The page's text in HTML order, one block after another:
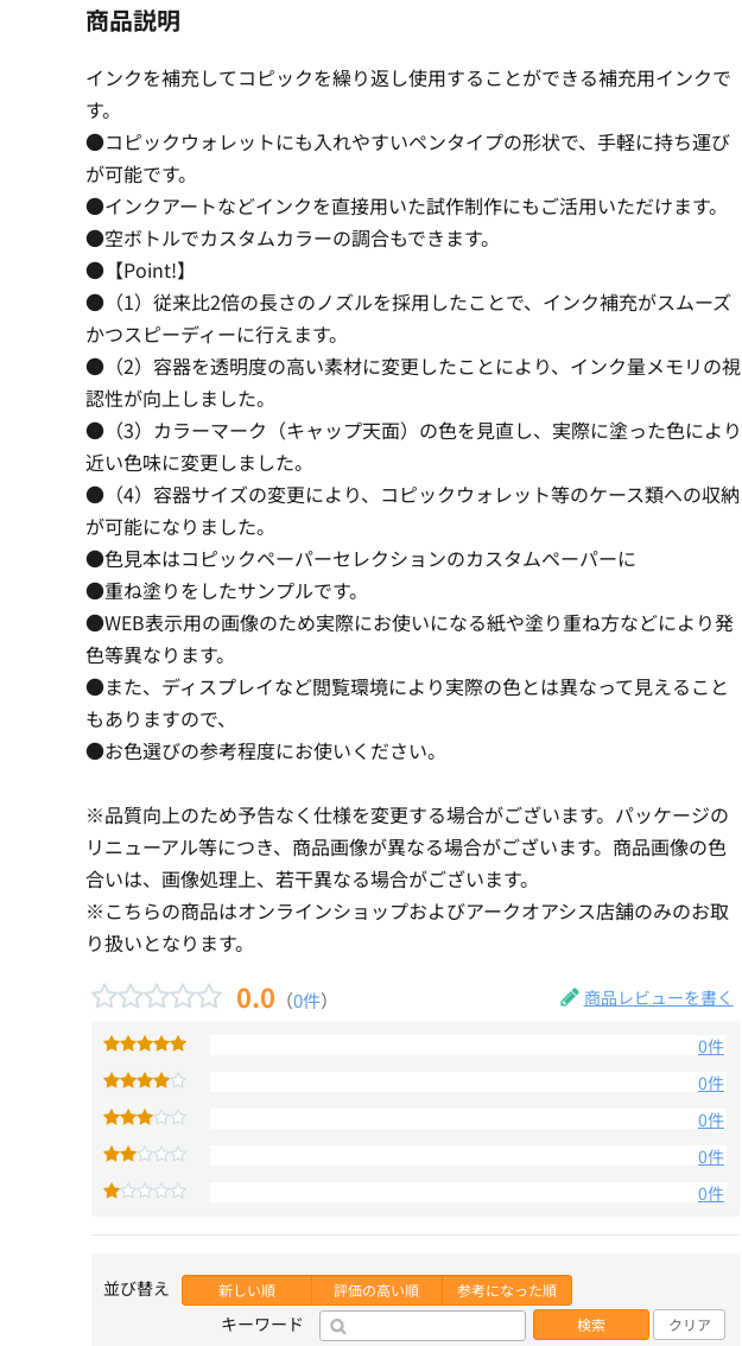
商品説明
インクを補充してコピックを繰り返し使用することができる補充用インクで
す。
●コピックウォレットにも入れやすいペンタイプの形状で、手軽に持ち運び
が可能です。
●インクアートなどインクを直接用いた試作制作にもご活用いただけます。
●空ボトルでカスタムカラーの調合もできます。
●【Point!】
●（1）従来比2倍の長さのノズルを採用したことで、インク補充がスムーズ
かつスピーディーに行えます。
●（2）容器を透明度の高い素材に変更したことにより、インク量メモリの視
認性が向上しました。
●（3）カラーマーク（キャップ天面）の色を見直し、実際に塗った色により
近い色味に変更しました。
●（4）容器サイズの変更により、コピックウォレット等のケース類への収納
が可能になりました。
●色見本はコピックペーパーセレクションのカスタムペーパーに
●重ね塗りをしたサンプルです。
●WEB表示用の画像のため実際にお使いになる紙や塗り重ね方などにより発
色等異なります。
●また、ディスプレイなど閲覧環境により実際の色とは異なって見えること
もありますので、
●お色選びの参考程度にお使いください。
※品質向上のため予告なく仕様を変更する場合がございます。パッケージの
リニューアル等につき、商品画像が異なる場合がございます。商品画像の色
合いは、画像処理上、若干異なる場合がございます。
※こちらの商品はオンラインショップおよびアークオアシス店舗のみのお取
り扱いとなります。
0.0 （0件） 商品レビューを書く
0件
0件
0件
0件
0件
並び替え 新しい順 評価の高い順 参考になった順
キーワード 検索 クリア